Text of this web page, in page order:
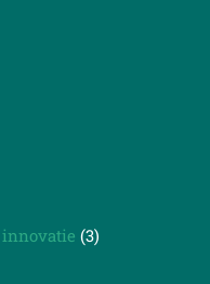
innovatie (3)